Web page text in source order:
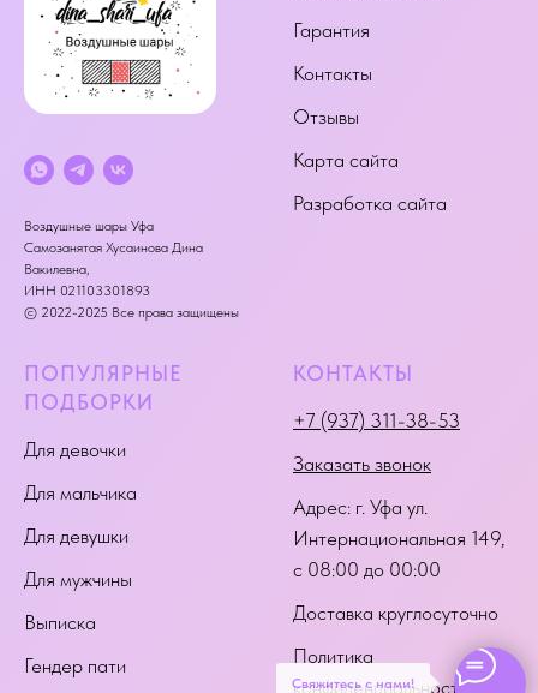
Свяжитесь с нами!
Воздушные шары Уфа
Самозанятая Хусаинова Дина
Вакилевна,
ИНН 021103301893
© 2022-2025 Все права защищены
Гарантия
Контакты
Отзывы
Карта сайта
Разработка сайта
ПОПУЛЯРНЫЕ
ПОДБОРКИ
Для девочки
Для мальчика
Для девушки
Для мужчины
Выписка
Гендер пати
КОНТАКТЫ
+7 (937) 311-38-53
Заказать звонок
Адрес: г. Уфа ул.
Интернациональная 149,
с 08:00 до 00:00
Доставка круглосуточно
Политика
конфиденциальности